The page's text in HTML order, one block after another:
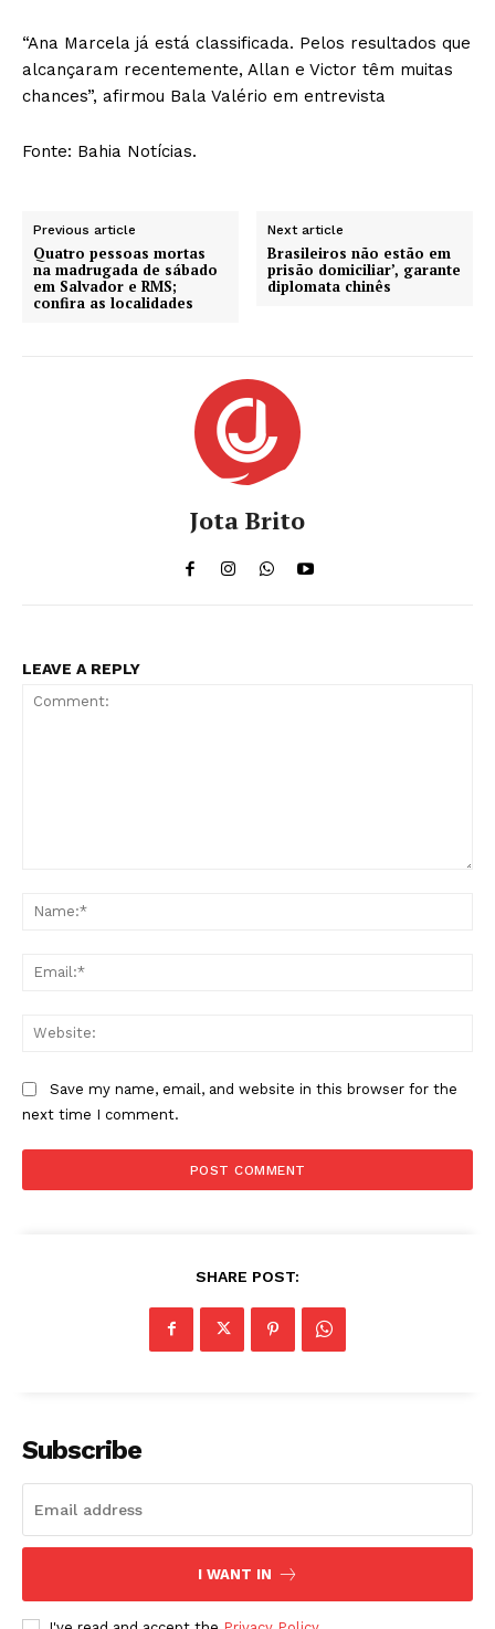
“Ana Marcela já está classificada. Pelos resultados que
alcançaram recentemente, Allan e Victor têm muitas
chances”, afirmou Bala Valério em entrevista
Fonte: Bahia Notícias.
Previous article
Quatro pessoas mortas
na madrugada de sábado
em Salvador e RMS;
confira as localidades
Next article
Brasileiros não estão em
prisão domiciliar’, garante
diplomata chinês
Jota Brito
LEAVE A REPLY
Save my name, email, and website in this browser for the
next time I comment.
SHARE POST:
Subscribe
I WANT IN